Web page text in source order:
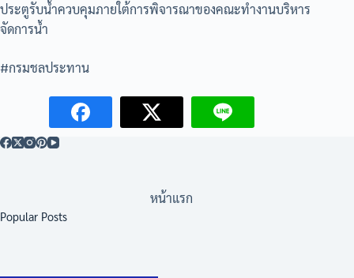
ประตูรับน้ำควบคุมภายใต้การพิจารณาของคณะทำงานบริหาร
จัดการน้ำ
#กรมชลประทาน
หน้าแรก
Popular Posts